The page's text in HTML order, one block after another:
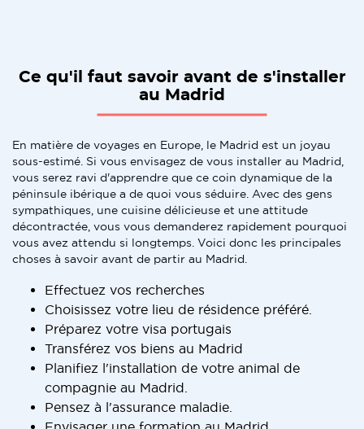
Ce qu'il faut savoir avant de s'installer
au Madrid
En matière de voyages en Europe, le Madrid est un joyau
sous-estimé. Si vous envisagez de vous installer au Madrid,
vous serez ravi d'apprendre que ce coin dynamique de la
péninsule ibérique a de quoi vous séduire. Avec des gens
sympathiques, une cuisine délicieuse et une attitude
décontractée, vous vous demanderez rapidement pourquoi
vous avez attendu si longtemps. Voici donc les principales
choses à savoir avant de partir au Madrid.
Effectuez vos recherches
Choisissez votre lieu de résidence préféré.
Préparez votre visa portugais
Transférez vos biens au Madrid
Planifiez l'installation de votre animal de
compagnie au Madrid.
Pensez à l'assurance maladie.